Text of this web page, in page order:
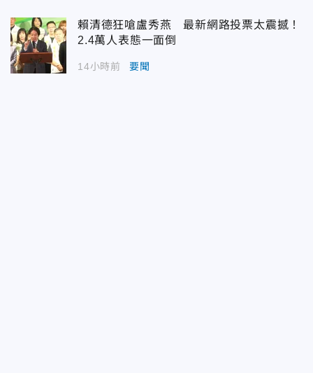
賴清德狂嗆盧秀燕 最新網路投票太震撼！
2.4萬人表態一面倒
14小時前 要聞